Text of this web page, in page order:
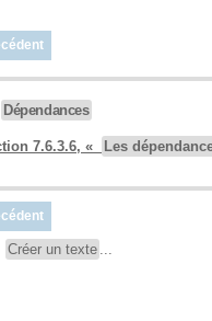
Dépendances
7.6.3.6, « Les
Créer un texte ...